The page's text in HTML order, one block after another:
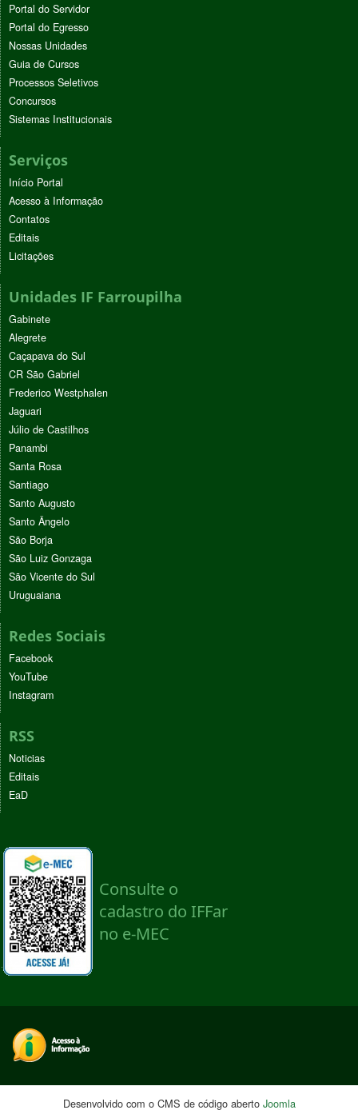
Portal do Servidor
Portal do Egresso
Nossas Unidades
Guia de Cursos
Processos Seletivos
Concursos
Sistemas Institucionais
Serviços
Início Portal
Acesso à Informação
Contatos
Editais
Licitações
Unidades IF Farroupilha
Gabinete
Alegrete
Caçapava do Sul
CR São Gabriel
Frederico Westphalen
Jaguari
Júlio de Castilhos
Panambi
Santa Rosa
Santiago
Santo Augusto
Santo Ângelo
São Borja
São Luiz Gonzaga
São Vicente do Sul
Uruguaiana
Redes Sociais
Facebook
YouTube
Instagram
RSS
Noticias
Editais
EaD
Desenvolvido com o CMS de código aberto Joomla